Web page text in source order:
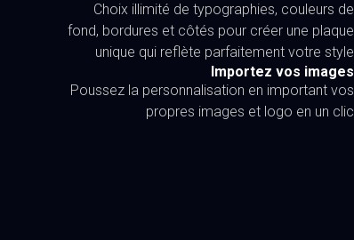
Choix illimité de typographies, couleurs de
fond, bordures et côtés pour créer une plaque
unique qui reflète parfaitement votre style
Importez vos images
Poussez la personnalisation en important vos
propres images et logo en un clic